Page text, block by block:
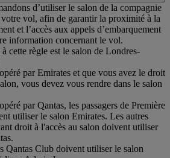
d’utiliser le salon de la compagnie
vol, afin de garantir la proximité à la
et l’accès aux appels d’embarquement
information concernant le vol.
cette règle est le salon de Londres-
par Emirates et que vous avez le droit
vous devez vous rendre dans le salon
par Qantas, les passagers de Première
utiliser le salon Emirates. Les autres
droit à l'accès au salon doivent utiliser
Qantas Club doivent utiliser le salon